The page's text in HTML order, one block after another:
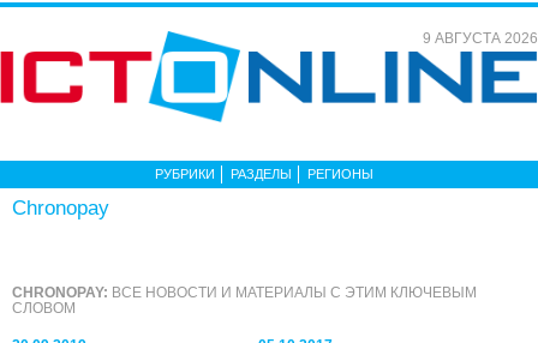
9 АВГУСТА 2026
РУБРИКИ РАЗДЕЛЫ РЕГИОНЫ
Chronopay
CHRONOPAY: ВСЕ НОВОСТИ И МАТЕРИАЛЫ С ЭТИМ КЛЮЧЕВЫМ
СЛОВОМ